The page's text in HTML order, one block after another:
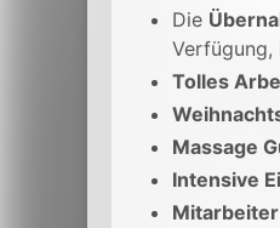
Die
Verfügung,
Tolles
Massage
Intensive